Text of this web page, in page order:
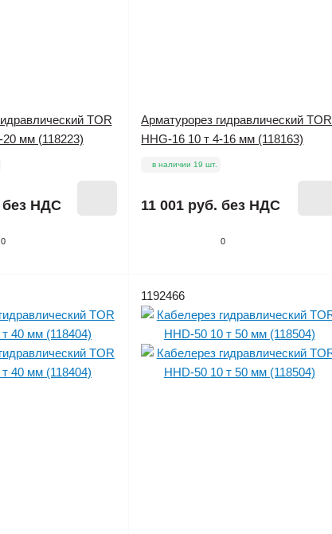
0
TOR
20 мм (118223)
без НДС
0
Арматурорез гидравлический TOR
HHG-16 10 т 4-16 мм (118163)
в наличии 19 шт.
11 001 руб. без НДС
1192466